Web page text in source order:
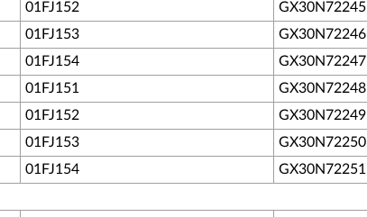
01FJ152
GX30N72245
01FJ153
GX30N72246
01FJ154
GX30N72247
01FJ151
GX30N72248
01FJ152
GX30N72249
01FJ153
GX30N72250
01FJ154
GX30N72251